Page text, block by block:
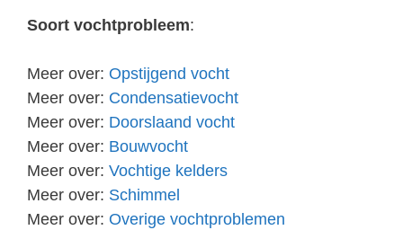
Soort vochtprobleem:
Meer over: Opstijgend vocht
Meer over: Condensatievocht
Meer over: Doorslaand vocht
Meer over: Bouwvocht
Meer over: Vochtige kelders
Meer over: Schimmel
Meer over: Overige vochtproblemen